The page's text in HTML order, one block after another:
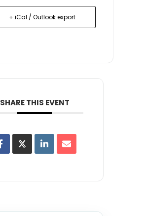
+ iCal / Outlook export
SHARE THIS EVENT